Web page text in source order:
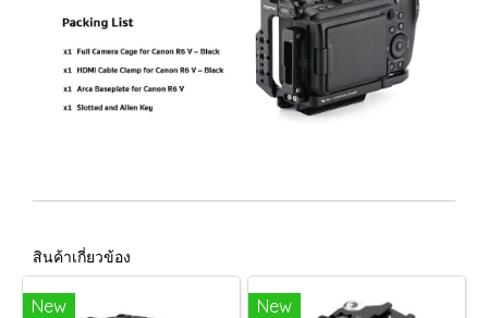
สินค้าเกี่ยวข้อง
New New